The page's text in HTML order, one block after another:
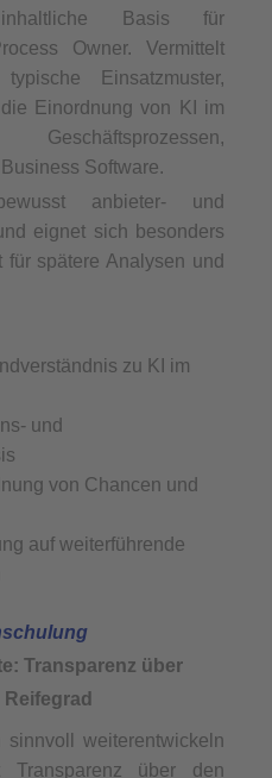
Basis für
Owner. Vermittelt
Einsatzmuster,
Einordnung von KI im
Software.
anbieter- und
eignet sich besonders
spätere Analysen und
zu KI im
und
von Chancen und
auf weiterführende
Transparenz über
weiterentwickeln
Transparenz über den